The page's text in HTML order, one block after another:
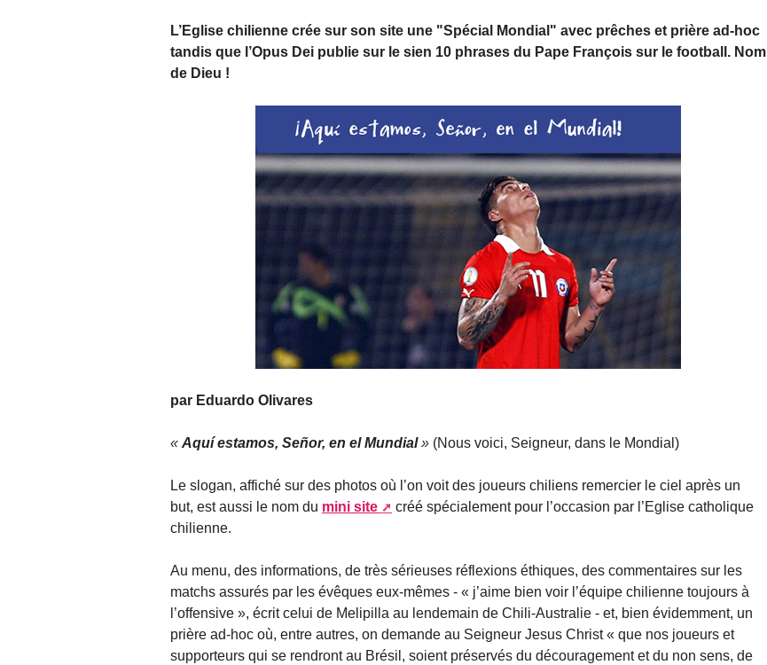
L’Eglise chilienne crée sur son site une "Spécial Mondial" avec prêches et prière ad-hoc
tandis que l’Opus Dei publie sur le sien 10 phrases du Pape François sur le football. Nom
de Dieu !
par Eduardo Olivares
« Aquí estamos, Señor, en el Mundial» (Nous voici, Seigneur, dans le Mondial)
Le slogan, affiché sur des photos où l’on voit des joueurs chiliens remercier le ciel après un
but, est aussi le nom du mini site
créé spécialement pour l’occasion par l’Eglise catholique
chilienne.
Au menu, des informations, de très sérieuses réflexions éthiques, des commentaires sur les
matchs assurés par les évêques eux-mêmes - « j’aime bien voir l’équipe chilienne toujours à
l’offensive », écrit celui de Melipilla au lendemain de Chili-Australie - et, bien évidemment, un
prière ad-hoc où, entre autres, on demande au Seigneur Jesus Christ « que nos joueurs et
supporteurs qui se rendront au Brésil, soient préservés du découragement et du non sens, de